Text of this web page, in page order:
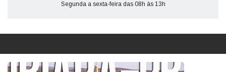
Segunda a sexta-feira das 08h às 13h